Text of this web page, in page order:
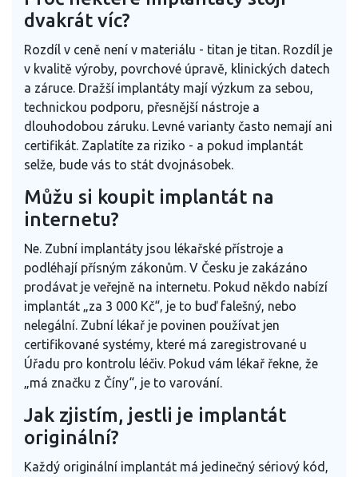
dvakrát víc?
Rozdíl v ceně není v materiálu - titan je titan. Rozdíl je
v kvalitě výroby, povrchové úpravě, klinických datech
a záruce. Dražší implantáty mají výzkum za sebou,
technickou podporu, přesnější nástroje a
dlouhodobou záruku. Levné varianty často nemají ani
certifikát. Zaplatíte za riziko - a pokud implantát
selže, bude vás to stát dvojnásobek.
Můžu si koupit implantát na
internetu?
Ne. Zubní implantáty jsou lékařské přístroje a
podléhají přísným zákonům. V Česku je zakázáno
prodávat je veřejně na internetu. Pokud někdo nabízí
implantát „za 3 000 Kč“, je to buď falešný, nebo
nelegální. Zubní lékař je povinen používat jen
certifikované systémy, které má zaregistrované u
Úřadu pro kontrolu léčiv. Pokud vám lékař řekne, že
„má značku z Číny“, je to varování.
Jak zjistím, jestli je implantát
originální?
Každý originální implantát má jedinečný sériový kód,